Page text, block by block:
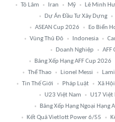
Tô Lâm Iran Mỹ Lê Minh
Dự Án Đầu Tư Xây Dựng
ASEAN Cup 2026
Eo Biển
Vùng Thủ Đô
Indonesia
Doanh Nghiệp
AFF
Bảng Xếp Hạng AFF Cup 2026
Thể Thao
Lionel Messi
Tin Thế Giới
Pháp Luật Xã Hội
U23 Việt Nam
U17 Việt
Bảng Xếp Hạng Ngoại Hạng
Kết Quả Vietlott Power 6/55